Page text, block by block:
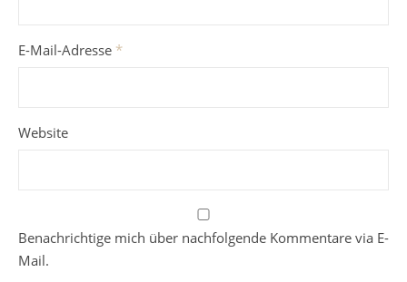
E-Mail-Adresse *
Website
Benachrichtige mich über nachfolgende Kommentare via E-
Mail.